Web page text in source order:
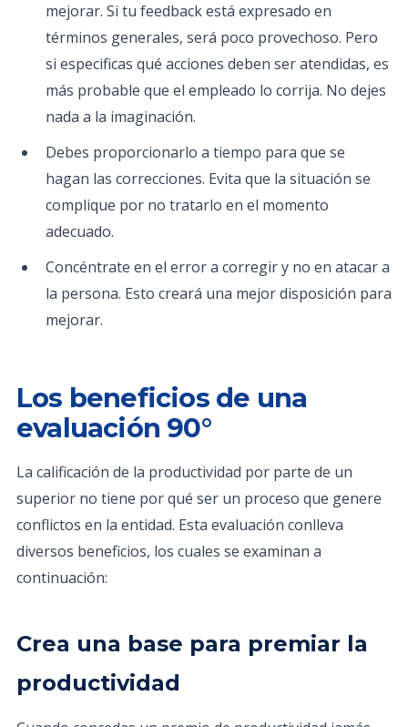
mejorar. Si tu feedback está expresado en
términos generales, será poco provechoso. Pero
si especificas qué acciones deben ser atendidas, es
más probable que el empleado lo corrija. No dejes
nada a la imaginación.
Debes proporcionarlo a tiempo para que se
hagan las correcciones. Evita que la situación se
complique por no tratarlo en el momento
adecuado.
Concéntrate en el error a corregir y no en atacar a
la persona. Esto creará una mejor disposición para
mejorar.
Los beneficios de una
evaluación 90°
La calificación de la productividad por parte de un
superior no tiene por qué ser un proceso que genere
conflictos en la entidad. Esta evaluación conlleva
diversos beneficios, los cuales se examinan a
continuación:
Crea una base para premiar la
productividad